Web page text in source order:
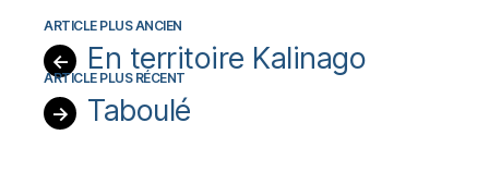
← En territoire Kalinago
→ Taboulé